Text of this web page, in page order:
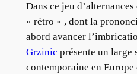
Dans ce jeu
« rétro » , dont la
abord avancer
Grzinic présente un large
contemporaine en Europe